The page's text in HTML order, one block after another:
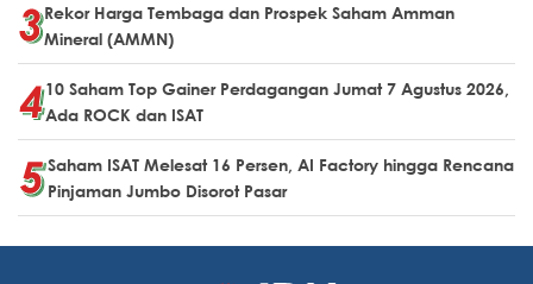
Rekor Harga Tembaga dan Prospek Saham Amman
Mineral (AMMN)
10 Saham Top Gainer Perdagangan Jumat 7 Agustus 2026,
Ada ROCK dan ISAT
Saham ISAT Melesat 16 Persen, AI Factory hingga Rencana
Pinjaman Jumbo Disorot Pasar